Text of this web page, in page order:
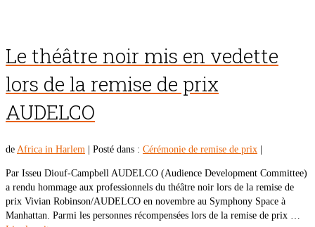
Le théâtre noir mis en vedette
lors de la remise de prix
AUDELCO
de Africa in Harlem Posté dans : Cérémonie de remise de prix
Par Isseu Diouf-Campbell AUDELCO (Audience Development Committee)
a rendu hommage aux professionnels du théâtre noir lors de la remise de
prix Vivian Robinson/AUDELCO en novembre au Symphony Space à
Manhattan. Parmi les personnes récompensées lors de la remise de prix …